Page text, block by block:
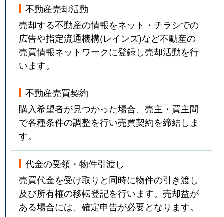
不動産売却活動
売却する不動産の情報をネット・チラシでの
広告や指定流通機構(レインズ)など不動産の
売買情報ネットワークに登録し売却活動を行
います。
不動産売買契約
購入希望者が見つかった場合、売主・買主間
で各種条件の調整を行い売買契約を締結しま
す。
代金の受領・物件引渡し
売買代金を受け取りと同時に物件の引き渡し
及び所有権の移転登記を行います。売却益が
ある場合には、確定申告が必要となります。